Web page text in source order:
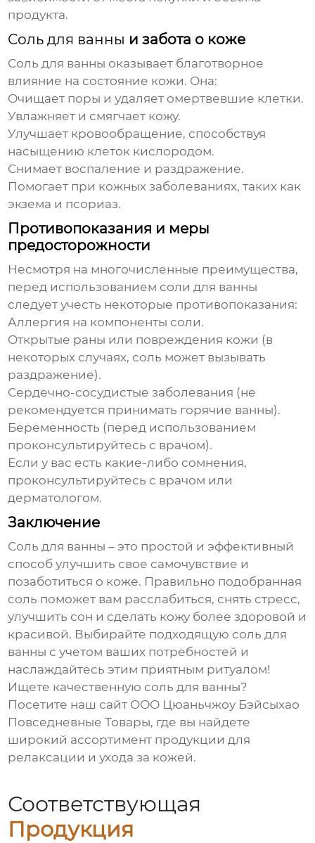
продукта.
Соль для ванны и забота о коже
Соль для ванны оказывает благотворное
влияние на состояние кожи. Она:
Очищает поры и удаляет омертвевшие клетки.
Увлажняет и смягчает кожу.
Улучшает кровообращение, способствуя
насыщению клеток кислородом.
Снимает воспаление и раздражение.
Помогает при кожных заболеваниях, таких как
экзема и псориаз.
Противопоказания и меры
предосторожности
Несмотря на многочисленные преимущества,
перед использованием соли для ванны
следует учесть некоторые противопоказания:
Аллергия на компоненты соли.
Открытые раны или повреждения кожи (в
некоторых случаях, соль может вызывать
раздражение).
Сердечно-сосудистые заболевания (не
рекомендуется принимать горячие ванны).
Беременность (перед использованием
проконсультируйтесь с врачом).
Если у вас есть какие-либо сомнения,
проконсультируйтесь с врачом или
дерматологом.
Заключение
Соль для ванны – это простой и эффективный
способ улучшить свое самочувствие и
позаботиться о коже. Правильно подобранная
соль поможет вам расслабиться, снять стресс,
улучшить сон и сделать кожу более здоровой и
красивой. Выбирайте подходящую соль для
ванны с учетом ваших потребностей и
наслаждайтесь этим приятным ритуалом!
Ищете качественную соль для ванны?
Посетите наш сайт ООО Цюаньчжоу Бэйсыхао
Повседневные Товары, где вы найдете
широкий ассортимент продукции для
релаксации и ухода за кожей.
Соответствующая
Продукция